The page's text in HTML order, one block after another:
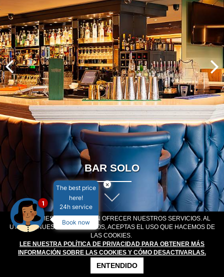
LAS COOKIES NOS PERMITEN OFRECER NUESTROS SERVICIOS. AL
UTILIZAR NUESTROS SERVICIOS, ACEPTAS EL USO QUE HACEMOS DE
LAS COOKIES.
LEE NUESTRA POLÍTICA DE PRIVACIDAD PARA OBTENER MÁS
INFORMACIÓN SOBRE LAS COOKIES Y CÓMO DESACTIVARLAS.
ENTENDIDO
EXPLORAR
BAR SOLO
OFERTAS ESPECIALES
BIENVENIDO AL CONNACHT HOTEL
×
The best price
here!
24h service
Book now
1